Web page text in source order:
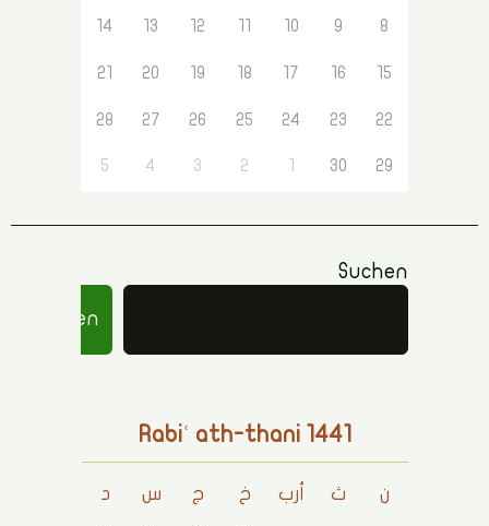
8
9
10
12
13
14
15
16
17
18
19
20
21
22
23
24
25
26
27
28
29
30
2
3
4
5
Suchen
Suchen
Rabiʿ ath-thani 1441
ن ث أرب خ ج س د